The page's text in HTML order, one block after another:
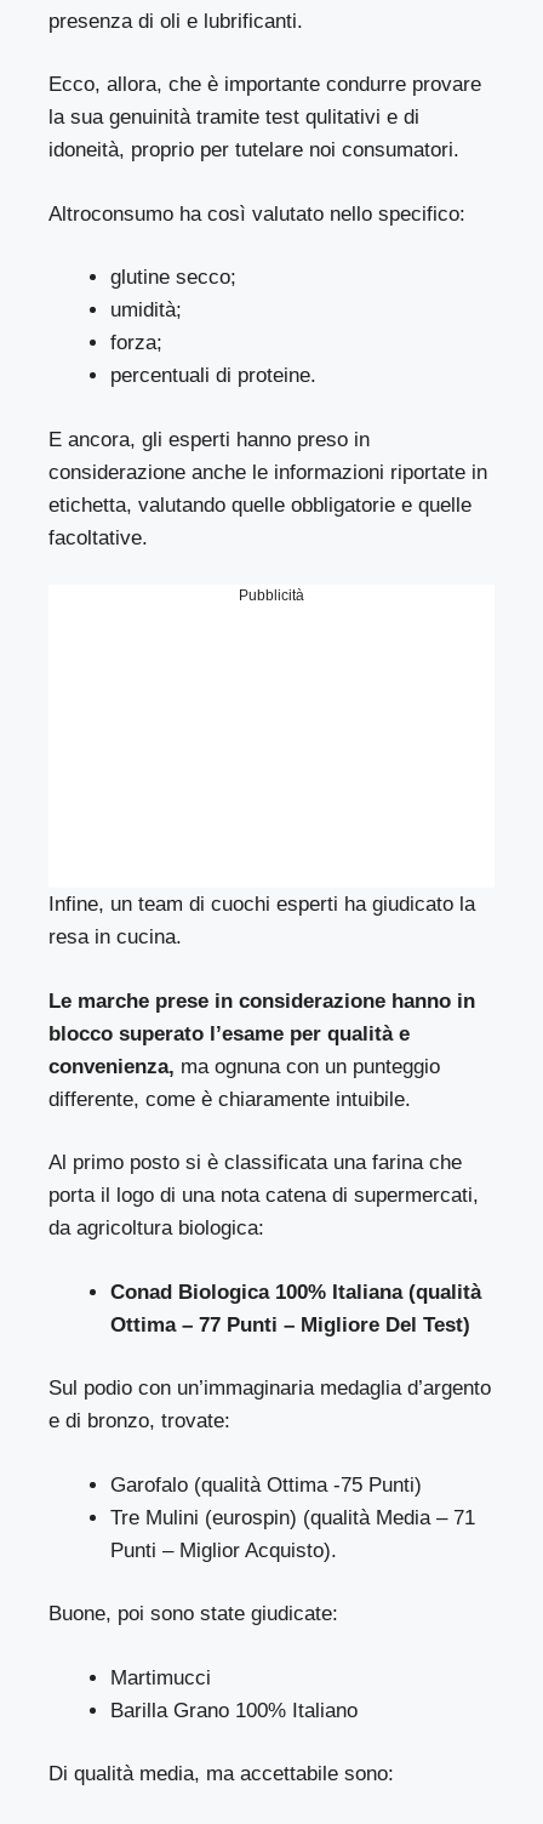
presenza di oli e lubrificanti.
Ecco, allora, che è importante condurre provare
la sua genuinità tramite test qulitativi e di
idoneità, proprio per tutelare noi consumatori.
Altroconsumo ha così valutato nello specifico:
glutine secco;
umidità;
forza;
percentuali di proteine.
E ancora, gli esperti hanno preso in
considerazione anche le informazioni riportate in
etichetta, valutando quelle obbligatorie e quelle
facoltative.
Pubblicità
Infine, un team di cuochi esperti ha giudicato la
resa in cucina.
Le marche prese in considerazione hanno in
blocco superato l’esame per qualità e
convenienza, ma ognuna con un punteggio
differente, come è chiaramente intuibile.
Al primo posto si è classificata una farina che
porta il logo di una nota catena di supermercati,
da agricoltura biologica:
Conad Biologica 100% Italiana (qualità
Ottima – 77 Punti – Migliore Del Test)
Sul podio con un’immaginaria medaglia d’argento
e di bronzo, trovate:
Garofalo (qualità Ottima -75 Punti)
Tre Mulini (eurospin) (qualità Media – 71
Punti – Miglior Acquisto).
Buone, poi sono state giudicate:
Martimucci
Barilla Grano 100% Italiano
Di qualità media, ma accettabile sono: